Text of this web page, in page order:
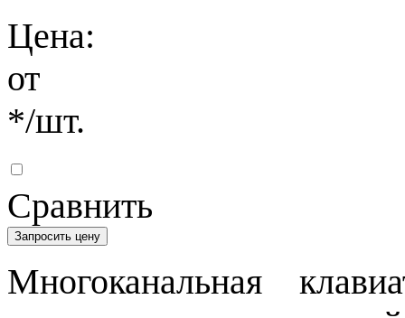
Цена:
от
*/шт.
Сравнить
Запросить цену
Многоканальная